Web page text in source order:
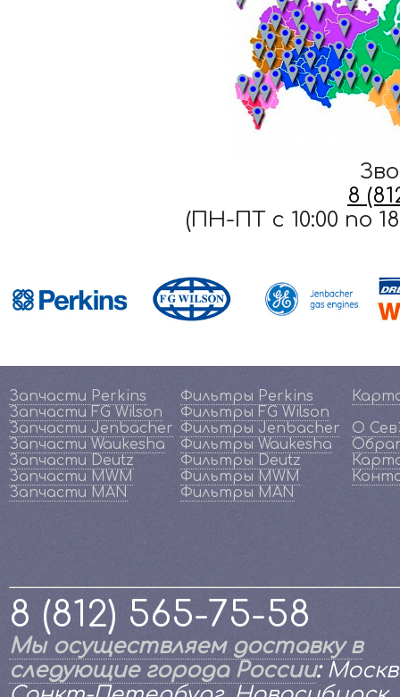
8
(ПН-ПТ c 10:00 по
Запчасти Perkins
Запчасти FG Wilson
Запчасти Jenbacher
Запчасти Waukesha
Запчасти Deutz
Запчасти MWM
Запчасти MAN
Фильтры Perkins
Фильтры FG Wilson
Фильтры Jenbacher
Фильтры Waukesha
Фильтры Deutz
Фильтры MWM
Фильтры MAN
О
8 (812) 565-75-58
Мы осуществляем доставку в
следующие города России: